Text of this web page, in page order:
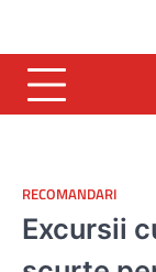
content
RECOMANDARI
Excursii